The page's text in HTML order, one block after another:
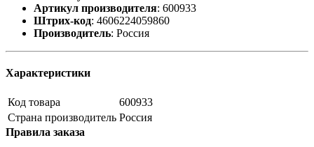
Артикул производителя: 600933
Штрих-код: 4606224059860
Производитель: Россия
Характеристики
Код товара
600933
Страна производитель Россия
Правила заказа